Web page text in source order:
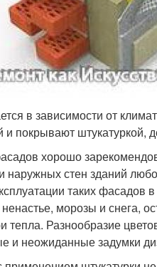
в зависимости от
покрывают штукатуркой,
хорошо
наружных стен зданий
таких фасадов
морозы и снега,
тепла. Разнообразие
и неожиданные задумки